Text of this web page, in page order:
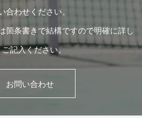
合わせください。
箇条書きで結構ですので明確に詳し
ご記入ください。
お問い合わせ